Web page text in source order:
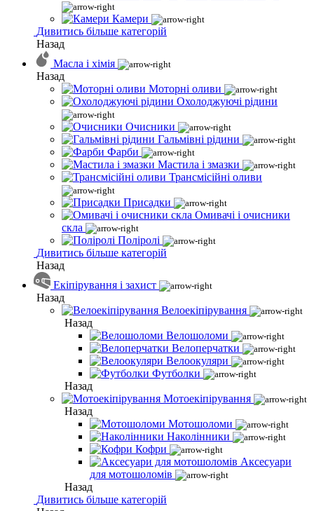
Камери
Дивитись більше категорій
Назад
Масла і хімія
Назад
Моторні оливи
Охолоджуючі рідини
Очисники
Гальмівні рідини
Фарби
Мастила і змазки
Трансмісійні оливи
Присадки
Омивачі і очисники
скла
Поліролі
Дивитись більше категорій
Назад
Екіпірування і захист
Назад
Велоекіпірування
Назад
Велошоломи
Велоперчатки
Велоокуляри
Футболки
Назад
Мотоекіпірування
Назад
Мотошоломи
Наколінники
Кофри
Аксесуари
для мотошоломів
Назад
Дивитись більше категорій